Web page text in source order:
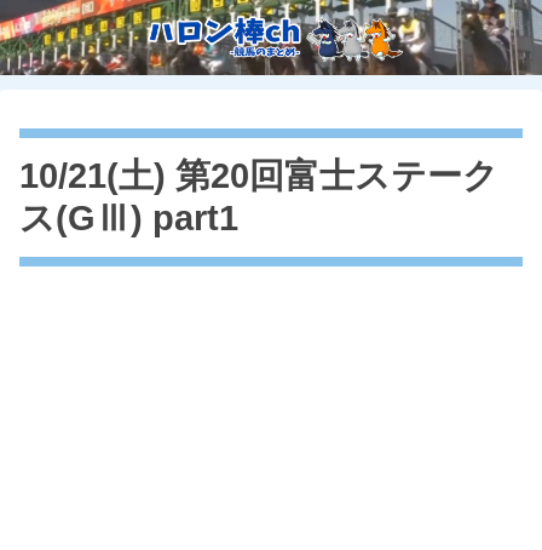
10/21(土) 第20回富士ステーク
ス(GⅢ) part1